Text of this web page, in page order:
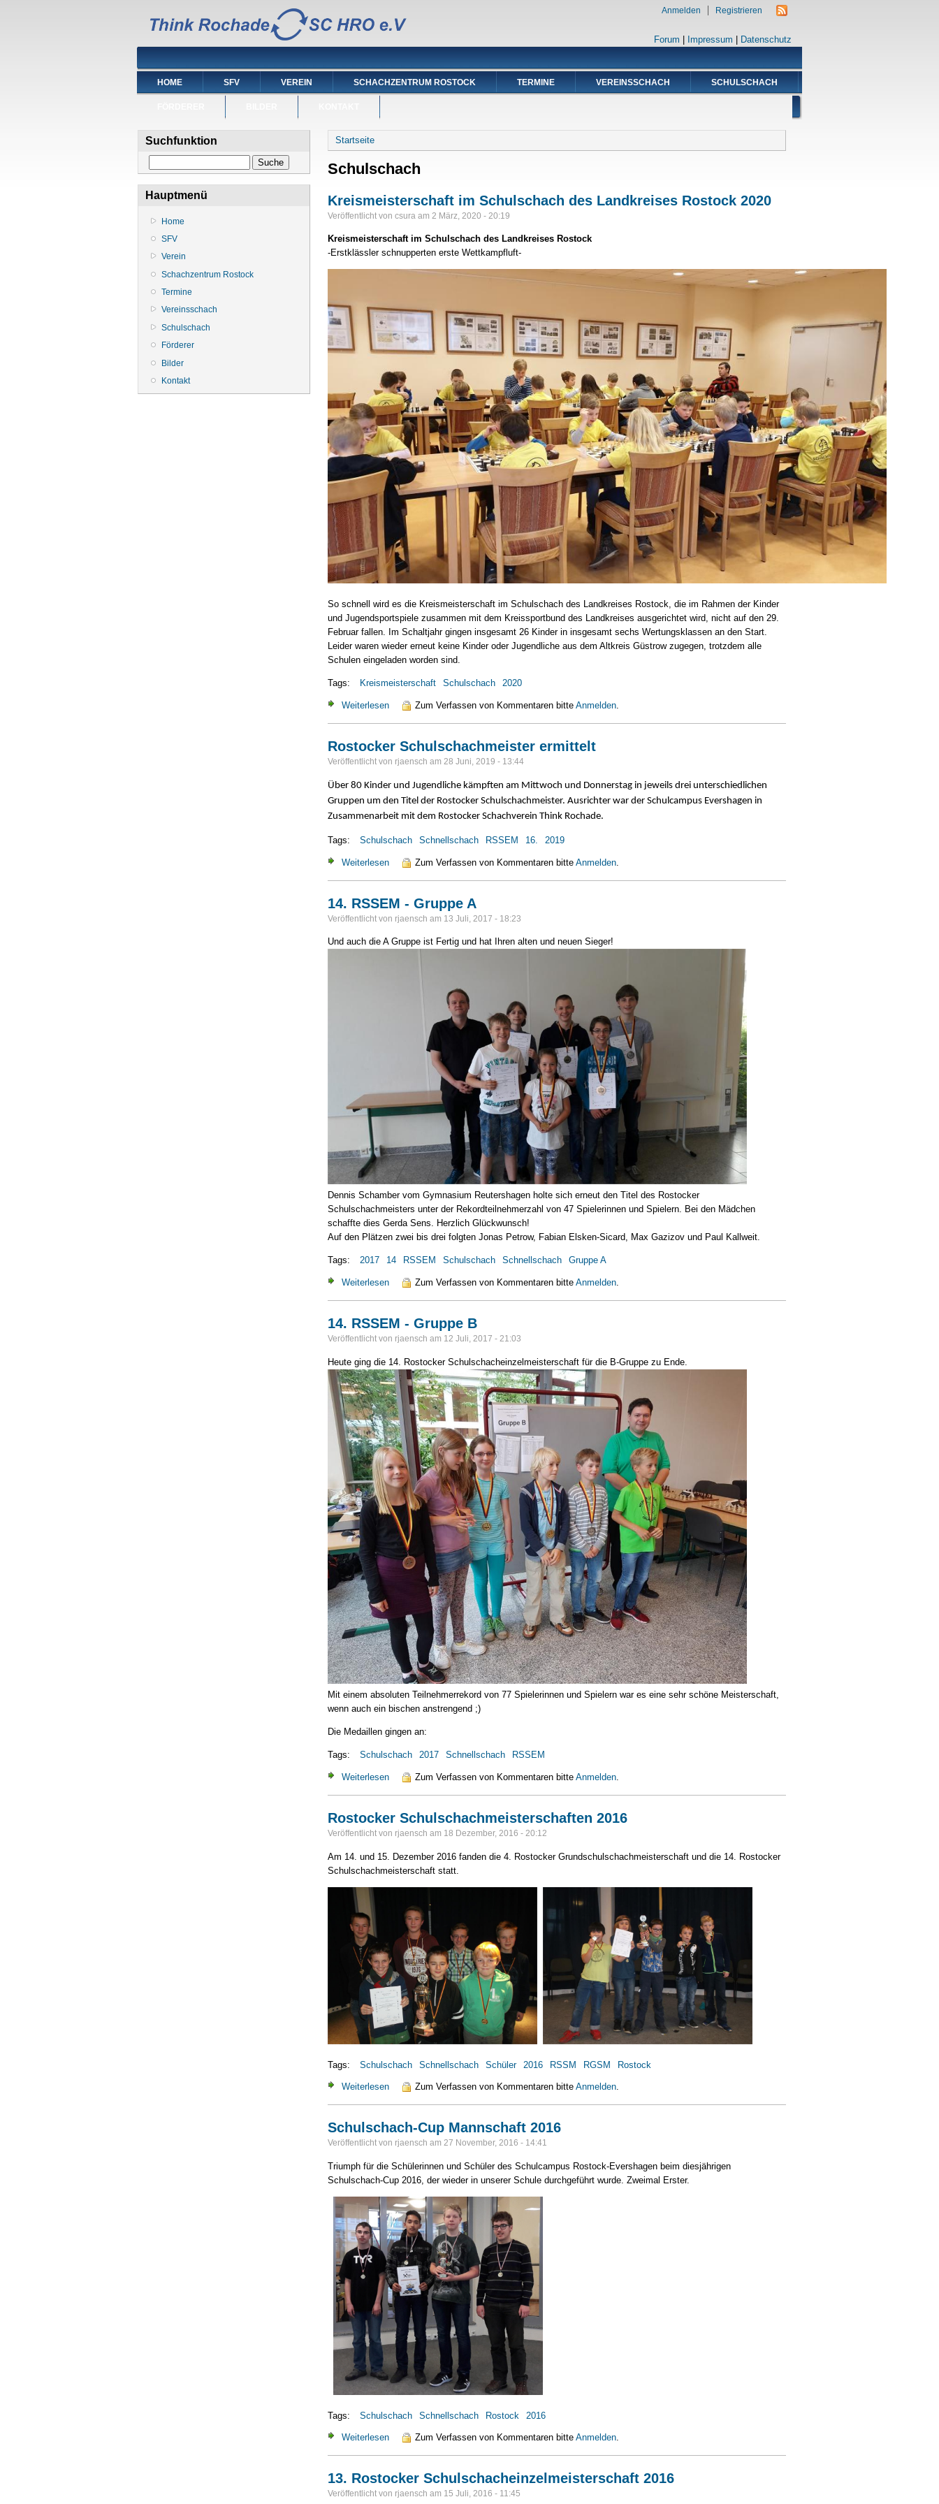
Forum Impressum Datenschutz
Anmelden Registrieren
HOME SFV VEREIN SCHACHZENTRUM ROSTOCK TERMINE VEREINSSCHACH SCHULSCHACH
Suchfunktion
Hauptmenü
Home
SFV
Verein
Schachzentrum Rostock
Termine
Vereinsschach
Schulschach
Förderer
Bilder
Kontakt
Sie sind hier
Startseite
Schulschach
Kreismeisterschaft im Schulschach des Landkreises Rostock 2020
Veröffentlicht von csura am 2 März, 2020 - 20:19
Kreismeisterschaft im Schulschach des Landkreises Rostock
-Erstklässler schnupperten erste Wettkampfluft-
So schnell wird es die Kreismeisterschaft im Schulschach des Landkreises Rostock, die im Rahmen der Kinder
und Jugendsportspiele zusammen mit dem Kreissportbund des Landkreises ausgerichtet wird, nicht auf den 29.
Februar fallen. Im Schaltjahr gingen insgesamt 26 Kinder in insgesamt sechs Wertungsklassen an den Start.
Leider waren wieder erneut keine Kinder oder Jugendliche aus dem Altkreis Güstrow zugegen, trotzdem alle
Schulen eingeladen worden sind.
Tags: Kreismeisterschaft Schulschach 2020
Weiterlesen über Kreismeisterschaft im Schulschach des Landkreises Rostock 2020
Zum Verfassen von Kommentaren bitteAnmelden
Rostocker Schulschachmeister ermittelt
Veröffentlicht von rjaensch am 28 Juni, 2019 - 13:44
Über 80 Kinder und Jugendliche kämpften am Mittwoch und Donnerstag in jeweils drei unterschiedlichen
Gruppen um den Titel der Rostocker Schulschachmeister. Ausrichter war der Schulcampus Evershagen in
Zusammenarbeit mit dem Rostocker Schachverein Think Rochade.
Tags: Schulschach Schnellschach RSSEM 16. 2019
Weiterlesen über Rostocker Schulschachmeister ermittelt
Zum Verfassen von Kommentaren bitteAnmelden
14. RSSEM - Gruppe A
Veröffentlicht von rjaensch am 13 Juli, 2017 - 18:23
Und auch die A Gruppe ist Fertig und hat Ihren alten und neuen Sieger!
Dennis Schamber vom Gymnasium Reutershagen holte sich erneut den Titel des Rostocker
Schulschachmeisters unter der Rekordteilnehmerzahl von 47 Spielerinnen und Spielern. Bei den Mädchen
schaffte dies Gerda Sens. Herzlich Glückwunsch!
Auf den Plätzen zwei bis drei folgten Jonas Petrow, Fabian Elsken-Sicard, Max Gazizov und Paul Kallweit.
Tags: 2017 14 RSSEM Schulschach Schnellschach Gruppe A
Weiterlesen über 14. RSSEM - Gruppe A
Zum Verfassen von Kommentaren bitteAnmelden.
14. RSSEM - Gruppe B
Veröffentlicht von rjaensch am 12 Juli, 2017 - 21:03
Heute ging die 14. Rostocker Schulschacheinzelmeisterschaft für die B-Gruppe zu Ende.
Mit einem absoluten Teilnehmerrekord von 77 Spielerinnen und Spielern war es eine sehr schöne Meisterschaft,
wenn auch ein bischen anstrengend ;)
Die Medaillen gingen an:
Tags: Schulschach 2017 Schnellschach RSSEM
Weiterlesen über 14. RSSEM - Gruppe B
Zum Verfassen von Kommentaren bitteAnmelden.
Rostocker Schulschachmeisterschaften 2016
Veröffentlicht von rjaensch am 18 Dezember, 2016 - 20:12
Am 14. und 15. Dezember 2016 fanden die 4. Rostocker Grundschulschachmeisterschaft und die 14. Rostocker
Schulschachmeisterschaft statt.
Tags: Schulschach Schnellschach Schüler 2016 RSSM RGSM Rostock
Weiterlesen über Rostocker Schulschachmeisterschaften 2016
Zum Verfassen von Kommentaren bitteAnmelden.
Schulschach-Cup Mannschaft 2016
Veröffentlicht von rjaensch am 27 November, 2016 - 14:41
Triumph für die Schülerinnen und Schüler des Schulcampus Rostock-Evershagen beim diesjährigen
Schulschach-Cup 2016, der wieder in unserer Schule durchgeführt wurde. Zweimal Erster.
Tags: Schulschach Schnellschach Rostock 2016
Weiterlesen über Schulschach-Cup Mannschaft 2016
Zum Verfassen von Kommentaren bitteAnmelden.
13. Rostocker Schulschacheinzelmeisterschaft 2016
Veröffentlicht von rjaensch am 15 Juli, 2016 - 11:45